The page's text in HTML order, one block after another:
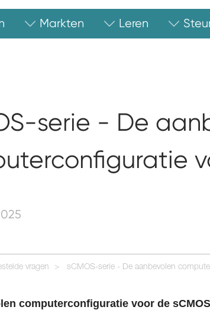
Markten Leren
serie - De
vragen sCMOS-serie - De aanbevolen
computerconfiguratie voor de